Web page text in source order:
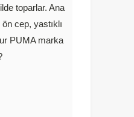
toparlar. Ana
cep, yastıklı
PUMA marka